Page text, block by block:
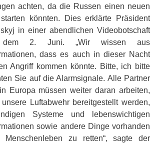
achten, da die Russen einen neuen
könnten. Dies erklärte Präsident
in einer abendlichen Videobotschaft
dem 2. Juni. „Wir wissen aus
dass es auch in dieser Nacht
Angriff kommen könnte. Bitte, ich bitte
Sie auf die Alarmsignale. Alle Partner
Europa müssen weiter daran arbeiten,
Luftabwehr bereitgestellt werden,
Systeme und lebenswichtigen
sowie andere Dinge vorhanden
zu retten“, sagte der